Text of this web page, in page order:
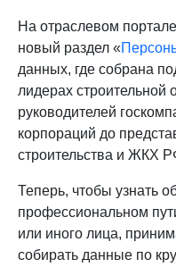
На отраслевом
новый раздел «
данных, где собрана
лидерах строительной
руководителей
корпораций до
строительства и ЖКХ
Теперь, чтобы узнать
профессиональном
или иного лица,
собирать данные по